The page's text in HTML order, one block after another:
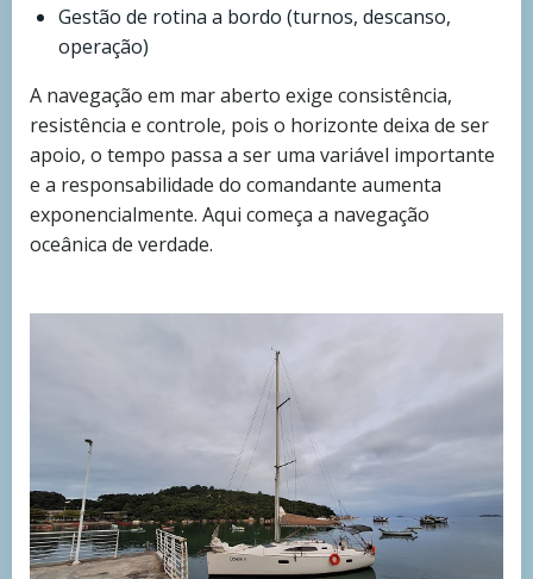
Gestão de rotina a bordo (turnos, descanso,
operação)
A navegação em mar aberto exige consistência,
resistência e controle, pois o horizonte deixa de ser
apoio, o tempo passa a ser uma variável importante
e a responsabilidade do comandante aumenta
exponencialmente. Aqui começa a navegação
oceânica de verdade.